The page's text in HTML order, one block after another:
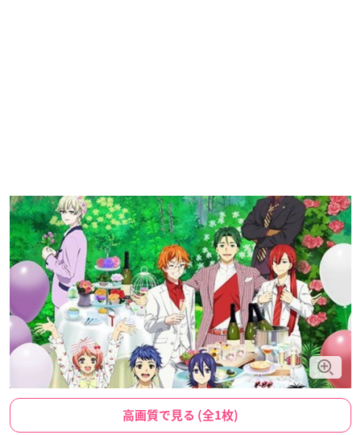
高画質で見る (全1枚)